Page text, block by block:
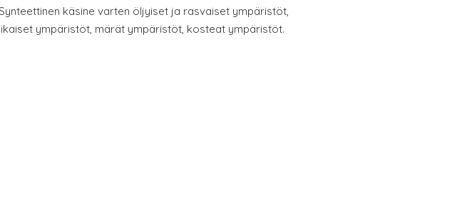
Synteettinen käsine varten öljyiset ja rasvaiset ympäristöt,
likaiset ympäristöt, märät ympäristöt, kosteat ympäristöt.